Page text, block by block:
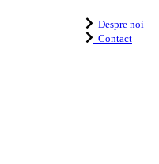
Despre noi
Contact